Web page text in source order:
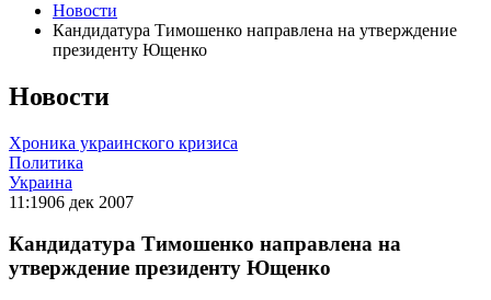
Новости
Кандидатура Тимошенко направлена на утверждение
президенту Ющенко
Новости
Хроника украинского кризиса
Политика
Украина
11:1906 дек 2007
Кандидатура Тимошенко направлена на
утверждение президенту Ющенко